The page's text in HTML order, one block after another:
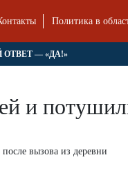
Политика в
— «ДА!»
и
вызова из деревни